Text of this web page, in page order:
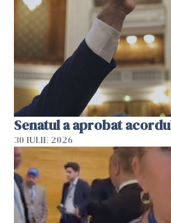
Senatul a aprobat
30 IULIE 2026